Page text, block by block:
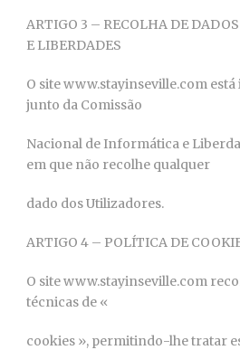
ARTIGO 3 – RECOLHA DE
E LIBERDADES
O site www.stayinseville.com
junto da Comissão
Nacional de Informática e
em que não recolhe qualquer
dado dos Utilizadores.
ARTIGO 4 – POLÍTICA DE
O site www.stayinseville.com
técnicas de «
cookies », permitindo-lhe tratar